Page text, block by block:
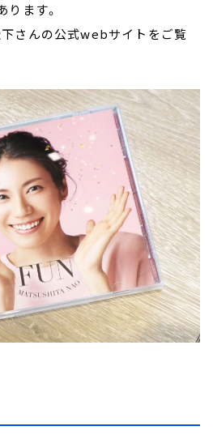
ります。
下さんの公式webサイトをご覧